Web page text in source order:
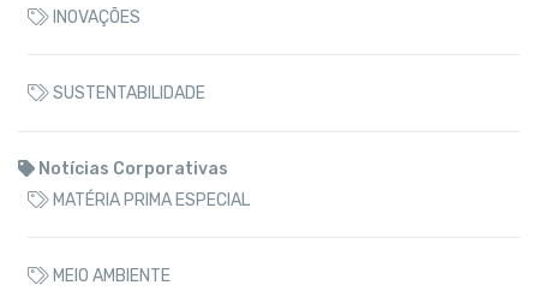
INOVAÇÕES
SUSTENTABILIDADE
Notícias Corporativas
MATÉRIA PRIMA ESPECIAL
MEIO AMBIENTE